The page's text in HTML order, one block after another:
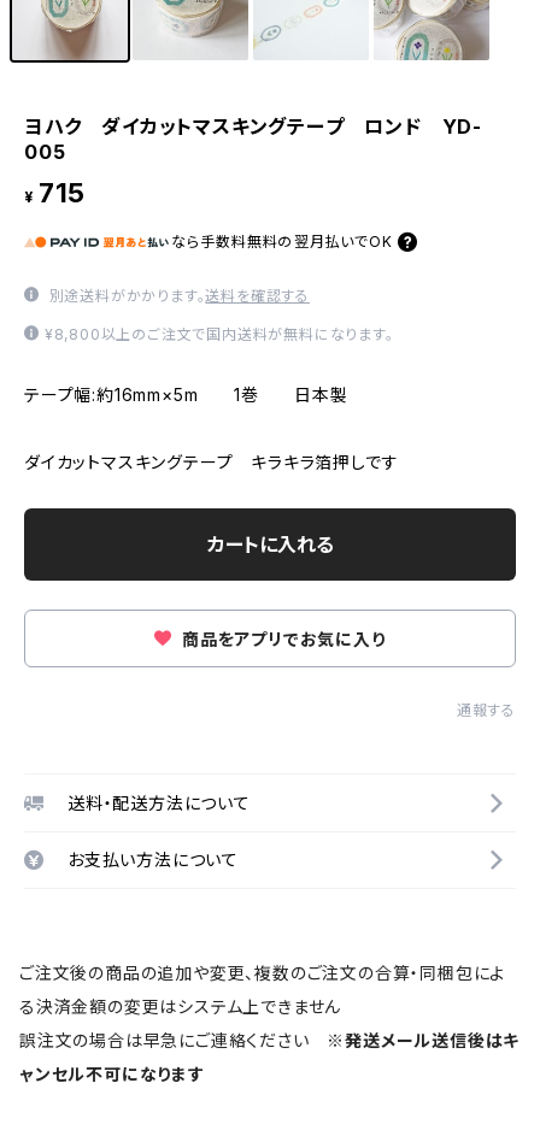
ヨハク ダイカットマスキングテープ ロンド YD-
005
¥ 715
なら 手数料無料の 翌月払いでOK
別途送料がかかります。送料を確認する
¥8,800以上のご注文で国内送料が無料になります。
テープ幅:約16mm×5m 1巻 日本製
ダイカットマスキングテープ キラキラ箔押しです
カートに入れる
商品をアプリでお気に入り
通報する
送料・配送方法について
お支払い方法について
ご注文後の商品の追加や変更、複数のご注文の合算・同梱包によ
る決済金額の変更はシステム上できません
誤注文の場合は早急にご連絡ください ※発送メール送信後はキ
ャンセル不可になります